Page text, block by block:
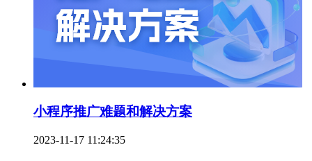
小程序推广难题和解决方案
2023-11-17 11:24:35